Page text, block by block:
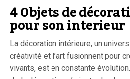
4 Objets de
pour son interieur
La décoration intérieure, un
créativité et l’art fusionnent pour
vivants, est en constante évolution.